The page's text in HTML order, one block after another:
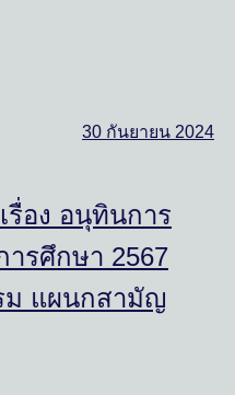
30 กันยายน 2024
รื่อง อนุทินการ
รศึกษา 2567
ม แผนกสามัญ